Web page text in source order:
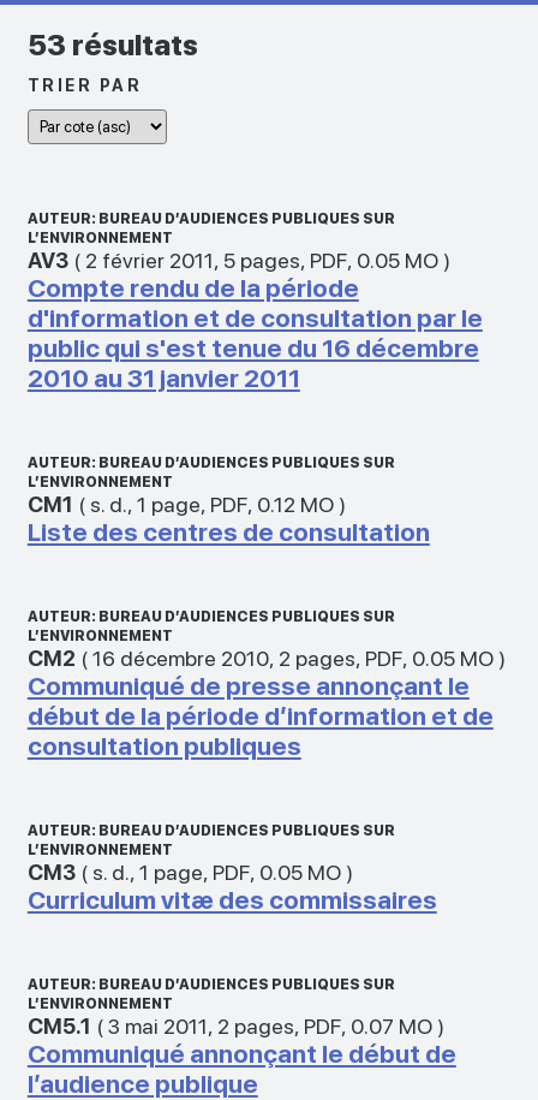
53 résultats
TRIER PAR
AUTEUR: BUREAU D’AUDIENCES PUBLIQUES SUR
L’ENVIRONNEMENT
AV3( 2 février 2011, 5 pages, PDF, 0.05 MO)
Compte rendu de la période
d'information et de consultation par le
public qui s'est tenue du 16 décembre
2010 au 31 janvier 2011
AUTEUR: BUREAU D’AUDIENCES PUBLIQUES SUR
L’ENVIRONNEMENT
CM1 ( s. d., 1 page, PDF, 0.12 MO)
Liste des centres de consultation
AUTEUR: BUREAU D’AUDIENCES PUBLIQUES SUR
L’ENVIRONNEMENT
CM2 (16 décembre 2010, 2 pages, PDF, 0.05 MO)
Communiqué de presse annonçant le
début de la période d’information et de
consultation publiques
AUTEUR: BUREAU D’AUDIENCES PUBLIQUES SUR
L’ENVIRONNEMENT
CM3( s. d., 1 page, PDF, 0.05 MO)
Curriculum vitæ des commissaires
AUTEUR: BUREAU D’AUDIENCES PUBLIQUES SUR
L’ENVIRONNEMENT
CM5.1 (3 mai 2011, 2 pages, PDF, 0.07 MO)
Communiqué annonçant le début de
l’audience publique